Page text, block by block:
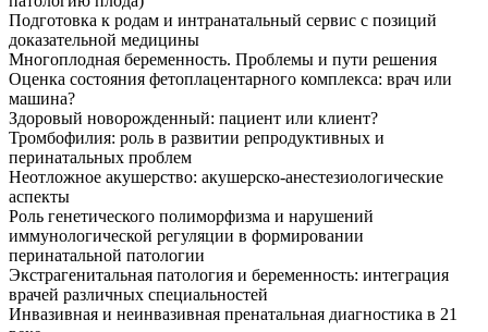
Подготовка к родам и интранатальный сервис с позиций
доказательной медицины
Многоплодная беременность. Проблемы и пути решения
Оценка состояния фетоплацентарного комплекса: врач или
машина?
Здоровый новорожденный: пациент или клиент?
Тромбофилия: роль в развитии репродуктивных и
перинатальных проблем
Неотложное акушерство: акушерско-анестезиологические
аспекты
Роль генетического полиморфизма и нарушений
иммунологической регуляции в формировании
перинатальной патологии
Экстрагенитальная патология и беременность: интеграция
врачей различных специальностей
Инвазивная и неинвазивная пренатальная диагностика в 21